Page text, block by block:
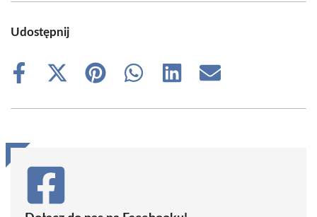
Udostępnij
Share
Share
(Twitter)
Share
Share
Share
Share